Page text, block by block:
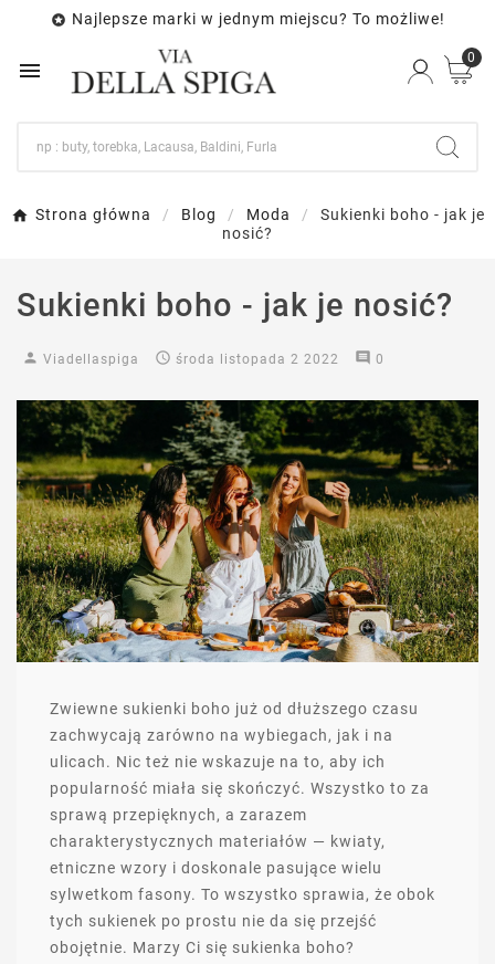
 Najlepsze marki w jednym miejscu? To możliwe!

0
Strona główna Blog Moda
Sukienki boho - jak je
nosić?
Sukienki boho - jak je nosić?
person Viadellaspiga  środa listopada 2 2022 comment 0
Zwiewne sukienki boho już od dłuższego czasu
zachwycają zarówno na wybiegach, jak i na
ulicach. Nic też nie wskazuje na to, aby ich
popularność miała się skończyć. Wszystko to za
sprawą przepięknych, a zarazem
charakterystycznych materiałów — kwiaty,
etniczne wzory i doskonale pasujące wielu
sylwetkom fasony. To wszystko sprawia, że obok
tych sukienek po prostu nie da się przejść
obojętnie. Marzy Ci się sukienka boho?